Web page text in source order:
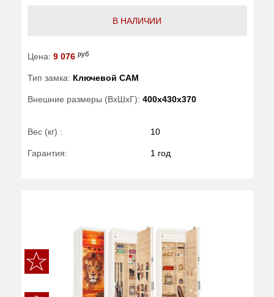
В НАЛИЧИИ
Цена: 9 076 руб
Тип замка: Ключевой САМ
Внешние размеры (ВхШхГ): 400x430x370
Вес (кг) : 10
Гарантия: 1 год